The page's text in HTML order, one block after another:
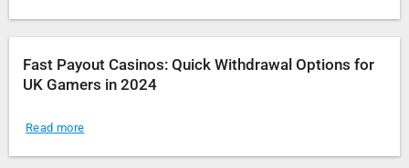
Fast Payout Casinos: Quick Withdrawal Options for
UK Gamers in 2024
Read more